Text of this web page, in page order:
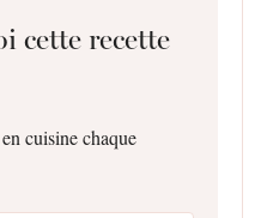
cette recette
cuisine chaque